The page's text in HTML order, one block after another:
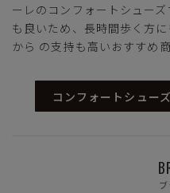
ーレのコンフォートシュー
も良いため、長時間歩く方
から の支持も高いおすすめ
コンフォートシュー